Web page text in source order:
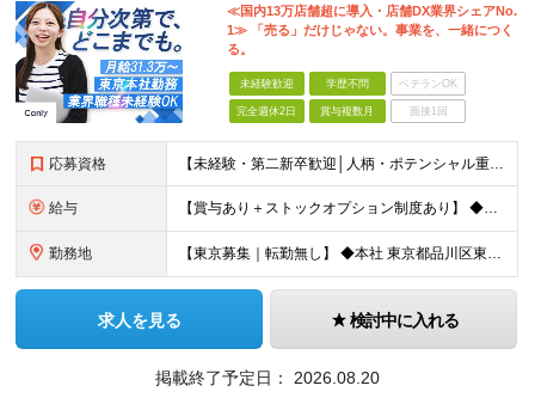
≪国内13万店舗超に導入・店舗DX業界シェアNo.
1≫ 「売る」だけじゃない。事業を、一緒につく
る。
未経験歓迎 学歴不問 ベテランOK
完全週休2日 賞与複数月 面接1回
応募資格 【未経験・第二新卒歓迎│人柄・ポテンシャル重視の採用｜学歴不問】 ＼こんな方に最適です／ ◆目標に向かってPDCAを立て、達成・未達成の要因を自分の言葉で語れる方 ◆変化のスピードが早い環境でも、前
給与 【賞与あり＋ストックオプション制度あり】 ◆月給31.3万円〜39万円 ※固定残業代（45時間分：82,969円〜102,994円）を含みます。 45時間を超えた場合は別途全額支給します。 ※ご経
勤務地 【東京募集｜転勤無し】 ◆本社 東京都品川区東品川2丁目2-20 天王洲オーシャンスクエア6F ※(変更の範囲)当社関連勤務地
求人を見る 検討中に入れる
掲載終了予定日： 2026.08.20